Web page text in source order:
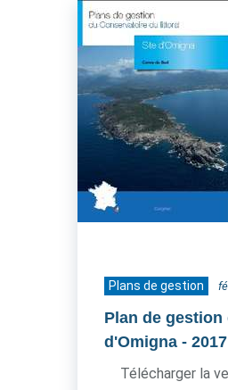
Plans de gestion
Plan de gestion
d'Omigna - 2017
Télécharger la